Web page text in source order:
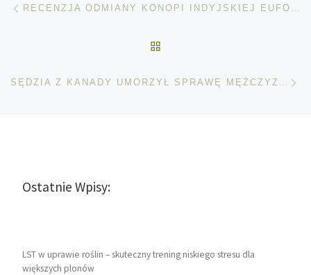
RECENZJA ODMIANY KONOPI INDYJSKIEJ EUFORIA OD DUTCH PASSION
SĘDZIA Z KANADY UMORZYŁ SPRAWĘ MĘŻCZYZNY, KTÓRY HODOWAŁ 414 ROŚLIN MARIHUANY
Ostatnie Wpisy:
LST w uprawie roślin – skuteczny trening niskiego stresu dla
większych plonów